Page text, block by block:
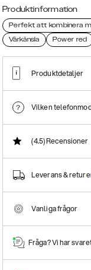
Produktinformation
Perfekt att kombinera
Vårkänsla
Power red
Produktdetaljer
Vilken
(4.5)Recensioner
Leverans &
Vanliga frågor
Fråga? Vi har